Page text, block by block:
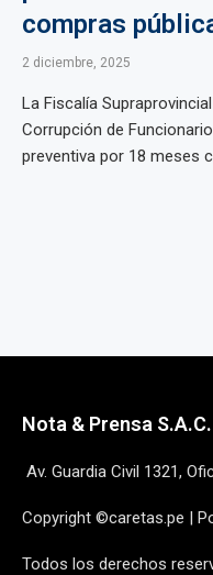
compras
2 diciembre, 2025
La Fiscalía
Corrupción de
preventiva por 18 meses
Nota & Prensa S.A.C.
Av. Guardia Civil 1321,
Copyright ©caretas.pe |
Todos los derechos